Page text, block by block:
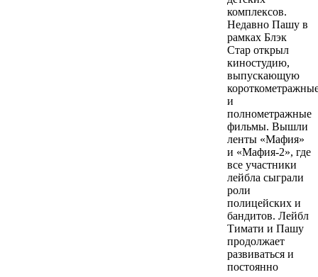
комплексов.
Недавно Пашу в
рамках Блэк
Стар открыл
киностудию,
выпускающую
и
полнометражные
фильмы. Вышли
ленты «Мафия»
и «Мафия-2», где
все участники
лейбла сыграли
роли
полицейских и
бандитов. Лейбл
Тимати и Пашу
продолжает
развиваться и
постоянно